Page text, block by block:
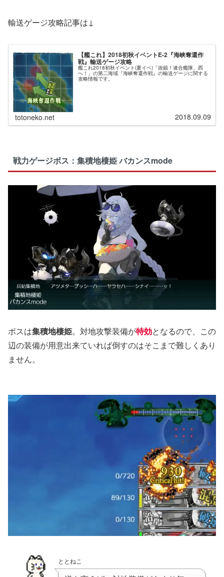
輸送ゲージ攻略記事は↓
【艦これ】2018初秋イベントE-2『海峡奪還作
戦』輸送ゲージ攻略
艦これ2018初秋イベント(夏イベ)「抜錨！連合艦隊、西
へ！」の第二海域『海峡奪還作戦』の輸送ゲージに関する
攻略情報です。
totoneko.net 2018.09.09
戦力ゲージボス：集積地棲姫 バカンスmode
ボスは集積地棲姫。対地攻撃装備が特効となるので、この
辺の装備が用意出来ていれば倒すのはそこまで難しくあり
ません。
ととねこ